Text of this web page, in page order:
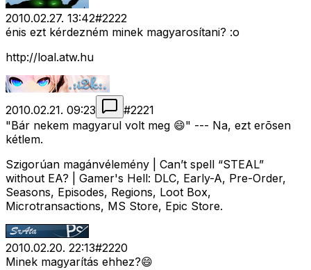
2010.02.27. 13:42#2222
énis ezt kérdezném minek magyarosítani? :o
http://loal.atw.hu
2010.02.21. 09:23 #2221
"Bár nekem magyarul volt meg 😄" --- Na, ezt erõsen
kétlem.
Szigorúan magánvélemény | Can’t spell “STEAL”
without EA? | Gamer's Hell: DLC, Early-A, Pre-Order,
Seasons, Episodes, Regions, Loot Box,
Microtransactions, MS Store, Epic Store.
2010.02.20. 22:13#2220
Minek magyarítás ehhez?😄